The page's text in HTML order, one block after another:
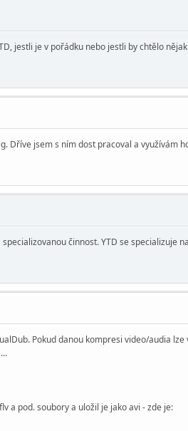
jestli je v pořádku nebo jestli by chtělo
Dříve jsem s ním dost pracoval a využívám
činnost. YTD se specializuje
Pokud danou kompresi video/audia
a pod. soubory a uložil je jako avi - zde je: